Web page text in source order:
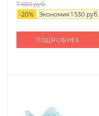
7 650 руб.
-20% Экономия 1 530 руб.
ПОДРОБНЕЕ